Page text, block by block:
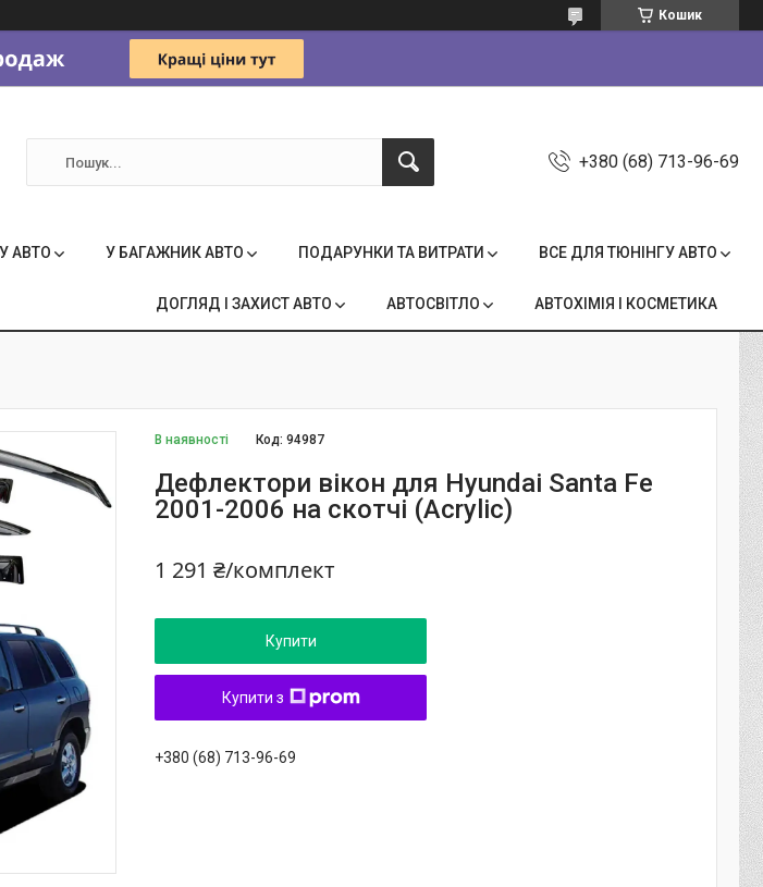
Кошик
+380 (68) 713-96-69
АВТО У БАГАЖНИК АВТО ПОДАРУНКИ ТА ВИТРАТИ ВСЕ ДЛЯ ТЮНІНГУ АВТО
ДОГЛЯД І ЗАХИСТ АВТО АВТОСВІТЛО АВТОХІМІЯ І КОСМЕТИКА
В наявності Код:94987
Дефлектори вікон для Hyundai Santa Fe
2001-2006 на скотчі (Acrylic)
1 291 ₴/комплект
Купити
Купити з
+380 (68) 713-96-69